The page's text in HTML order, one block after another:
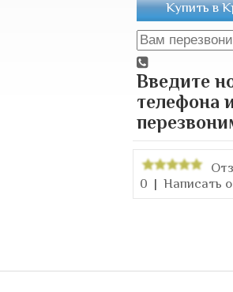
Купить в
Введите
телефона
0 | Написать